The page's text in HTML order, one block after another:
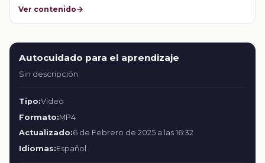
Ver contenido
Autocuidado para el aprendizaje
Sin descripción
Tipo:Video
Formato:MP4
Actualizado:6 de Febrero de 2025 a las 16:32
Idiomas:Español